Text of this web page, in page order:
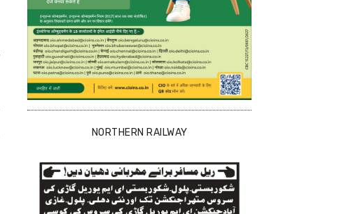
NORTHERN RAILWAY